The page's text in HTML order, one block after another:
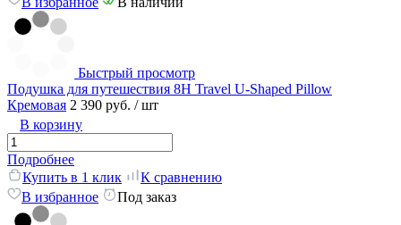
Быстрый просмотр
Подушка для путешествия 8H Travel U-Shaped Pillow
Кремовая 2 390 руб. / шт
В корзину
Подробнее
Купить в 1 клик
К сравнению
В избранное
Под заказ